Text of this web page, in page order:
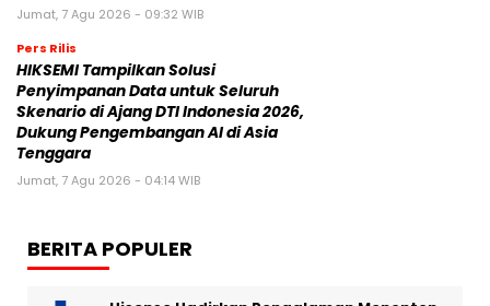
Jumat, 7 Agu 2026 - 09:32 WIB
Pers Rilis
HIKSEMI Tampilkan Solusi
Penyimpanan Data untuk Seluruh
Skenario di Ajang DTI Indonesia 2026,
Dukung Pengembangan AI di Asia
Tenggara
Jumat, 7 Agu 2026 - 04:14 WIB
BERITA POPULER